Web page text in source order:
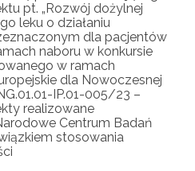
pt. „Rozwój dożylnej
leku o działaniu
dla pacjentów
naboru w konkursie
w ramach
dla Nowoczesnej
IP.01-005/23 –
realizowane
Centrum Badań
stosowania